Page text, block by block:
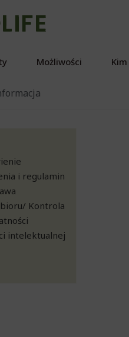
Możliwości
i regulamin
Kontrola
intelektualnej